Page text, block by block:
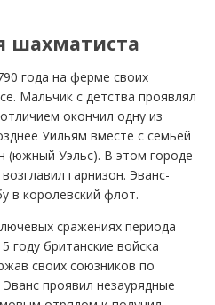
шахматиста
года на ферме своих
Мальчик с детства проявлял
окончил одну из
Уильям вместе с семьей
(южный Уэльс). В этом городе
гарнизон. Эванс-
в королевский флот.
сражениях периода
году британские войска
своих союзников по
проявил незаурядные